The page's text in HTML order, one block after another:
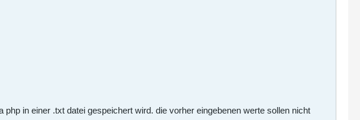
in einer .txt datei gespeichert wird. die vorher eingebenen werte sollen nicht